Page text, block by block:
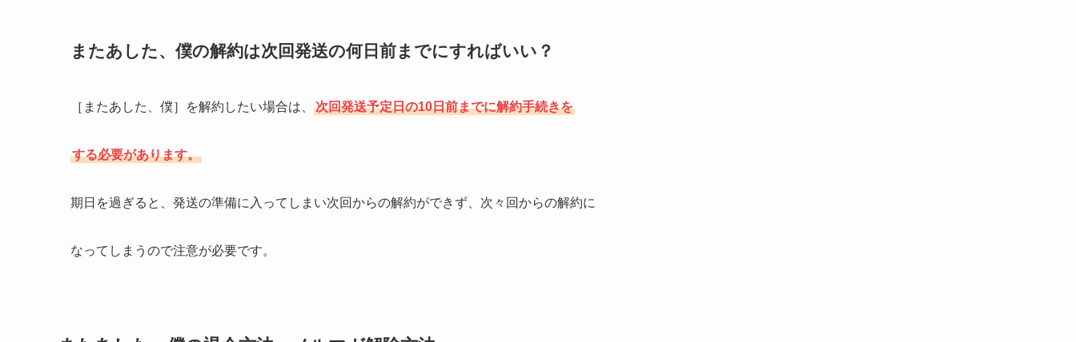
またあした、僕の解約は次回発送の何日前までにすればいい？
［またあした、僕］を解約したい場合は、 次回発送予定日の10日前までに解約手続きを
する必要があります。
期日を過ぎると、発送の準備に入ってしまい次回からの解約ができず、次々回からの解約に
なってしまうので注意が必要です。